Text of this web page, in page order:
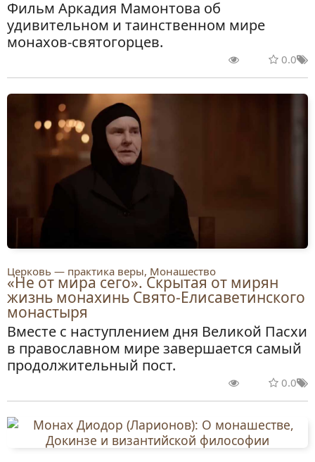
Фильм Аркадия Мамонтова об
удивительном и таинственном мире
монахов-святогорцев.
0.0
Церковь — практика веры, Монашество
«Не от мира сего». Скрытая от мирян
жизнь монахинь Свято-Елисаветинского
монастыря
Вместе с наступлением дня Великой Пасхи
в православном мире завершается самый
продолжительный пост.
0.0